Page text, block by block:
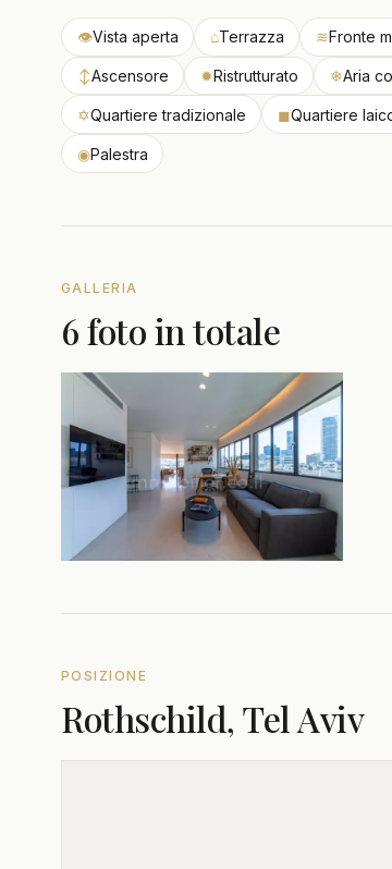
👁Vista aperta ⌂Terrazza ≋Fronte
↕Ascensore ✹Ristrutturato ❄Aria
✡Quartiere tradizionale ◼Quartiere
◉Palestra
GALLERIA
6 foto in totale
POSIZIONE
Rothschild, Tel Aviv